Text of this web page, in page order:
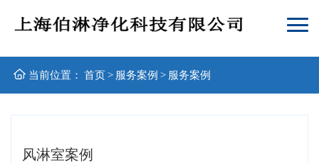
当前位置： 首页> 服务案例 > 服务案例
风淋室案例